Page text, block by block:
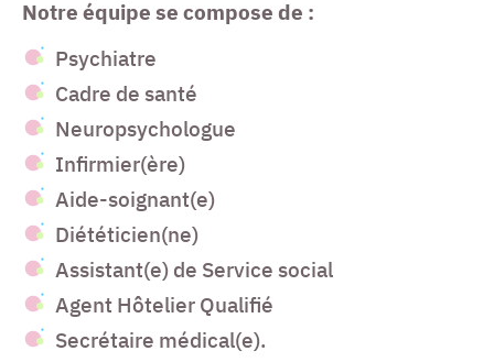
Notre équipe se compose de :
Psychiatre
Cadre de santé
Neuropsychologue
Infirmier(ère)
Aide-soignant(e)
Diététicien(ne)
Assistant(e) de Service social
Agent Hôtelier Qualifié
Secrétaire médical(e).